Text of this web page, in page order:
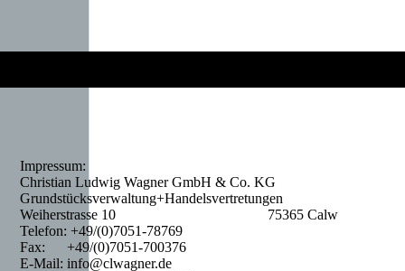
Impressum:
Christian Ludwig Wagner GmbH & Co. KG
Grundstücksverwaltung+Handelsvertretungen
Weiherstrasse 10 75365 Calw
Telefon: +49/(0)7051-78769
Fax: +49/(0)7051-700376
E-Mail: info@clwagner.de